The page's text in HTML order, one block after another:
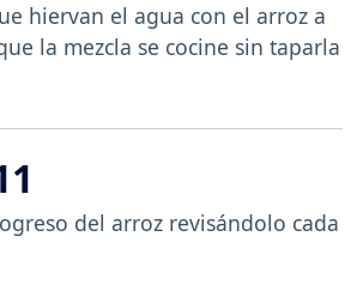
hiervan el agua con el arroz a
la mezcla se cocine sin taparla
del arroz revisándolo cada